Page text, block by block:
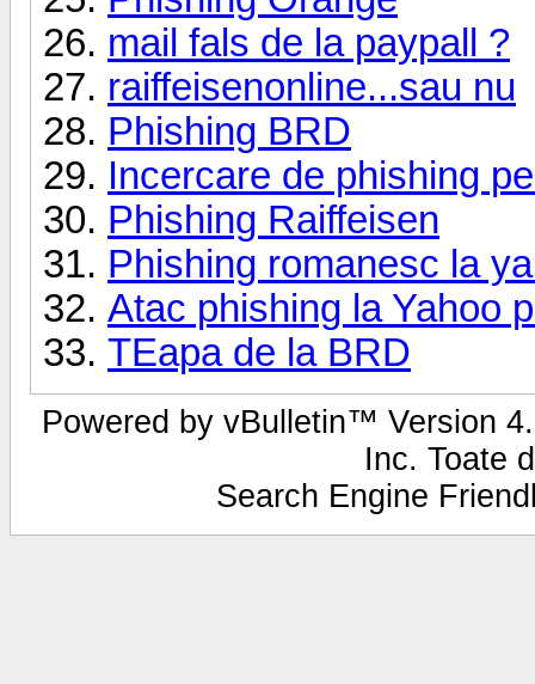
mail fals de la paypall ?
raiffeisenonline...sau nu
Phishing BRD
Incercare de phishing
Phishing Raiffeisen
Phishing romanesc la
Atac phishing la Yahoo
TEapa de la BRD
Powered by vBulletin™ Version
Inc. Toate
Search Engine